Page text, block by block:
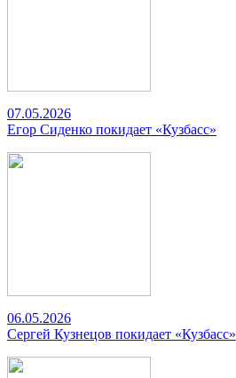
07.05.2026
Егор Сиденко покидает «Кузбасс»
06.05.2026
Сергей Кузнецов покидает «Кузбасс»